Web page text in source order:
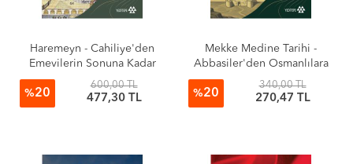
Haremeyn - Cahiliye'den
Emevilerin Sonuna Kadar
%20
600,00 TL
477,30 TL
Mekke Medine Tarihi -
Abbasiler'den Osmanlılara
%20
340,00 TL
270,47 TL